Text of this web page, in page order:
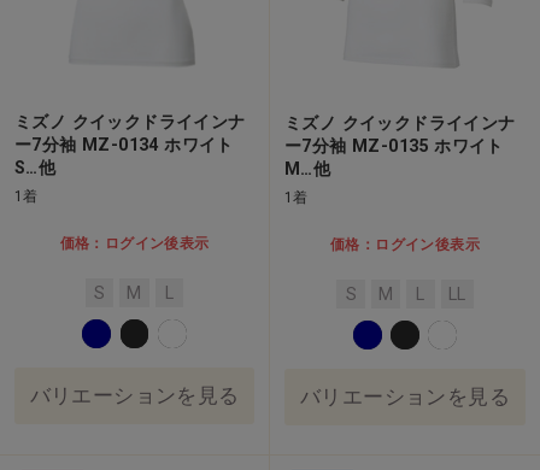
ミズノ クイックドライインナ
ー7分袖 MZ-0134 ホワイト
S…他
1着
価格：ログイン後表示
S M
バリエーションを見る
ミズノ クイックドライインナ
ー7分袖 MZ-0135 ホワイト
M…他
1着
価格：ログイン後表示
S M
バリエーションを見る